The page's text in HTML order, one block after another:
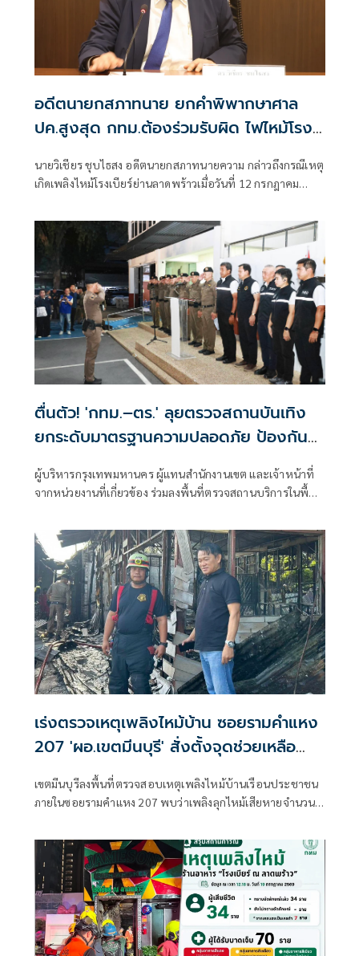
อดีตนายกสภาทนาย ยกคำพิพากษาศาล
ปค.สูงสุด กทม.ต้องร่วมรับผิด ไฟไหม้โรง
นายวิเชียร ชุบไธสง อดีตนายกสภาทนายความ กล่าวถึงกรณีเหตุ
เกิดเพลิงไหม้โรงเบียร์ย่านลาดพร้าวเมื่อวันที่ 12 กรกฎาคม
เกิดเพลิงไหม้ครั้งนี้ไม่ใช่โศกนาฏกรรมที่สลดสยองครั้งแรกของ
ประเทศไทย แต่เคยเกิดมีขึ้นมาแล้วจากกรณีเพลิงไหม้พับดัง
ย่านสุขุมวิท และหากหน่วยงานที่เกี่ยวข้องยังขาดมาตรการ
ป้องกันและการ
ตื่นตัว! 'กทม.–ตร.' ลุยตรวจสถานบันเทิง
ยกระดับมาตรฐานความปลอดภัย ป้องกัน
ผู้บริหารกรุงเทพมหานคร ผู้แทนสำนักงานเขต และเจ้าหน้าที่
จากหน่วยงานที่เกี่ยวข้อง ร่วมลงพื้นที่ตรวจสถานบริการในพื้นที่
ปลอดภัย
เร่งตรวจเหตุเพลิงไหม้บ้าน ซอยรามคำแหง
207 'ผอ.เขตมีนบุรี' สั่งตั้งจุดช่วยเหลือ
เขตมีนบุรีลงพื้นที่ตรวจสอบเหตุเพลิงไหม้บ้านเรือนประชาชน
ภายในซอยรามคำแหง 207 พบว่าเพลิงลุกไหม้เสียหายจำนวน 4